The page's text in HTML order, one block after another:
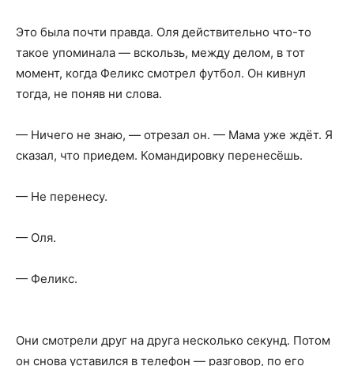
Это была почти правда. Оля действительно что-то
такое упоминала — вскользь, между делом, в тот
момент, когда Феликс смотрел футбол. Он кивнул
тогда, не поняв ни слова.
— Ничего не знаю, — отрезал он. — Мама уже ждёт. Я
сказал, что приедем. Командировку перенесёшь.
— Не перенесу.
— Оля.
— Феликс.
Они смотрели друг на друга несколько секунд. Потом
он снова уставился в телефон — разговор, по его